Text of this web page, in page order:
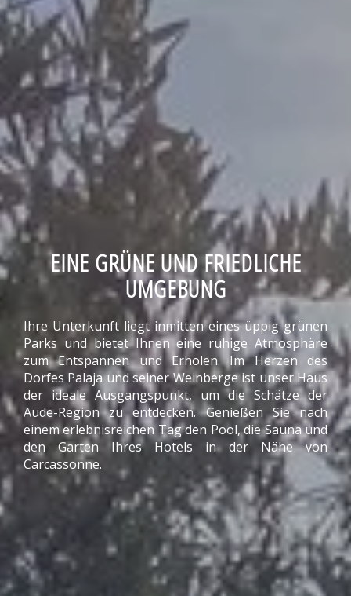
EINE GRÜNE UND FRIEDLICHE
UMGEBUNG
Ihre Unterkunft liegt inmitten eines üppig grünen
Parks und bietet Ihnen eine ruhige Atmosphäre
zum Entspannen und Erholen. Im Herzen des
Dorfes Palaja und seiner Weinberge ist unser Haus
der ideale Ausgangspunkt, um die Schätze der
Aude-Region zu entdecken. Genießen Sie nach
einem erlebnisreichen Tag den Pool, die Sauna und
den Garten Ihres Hotels in der Nähe von
Carcassonne.